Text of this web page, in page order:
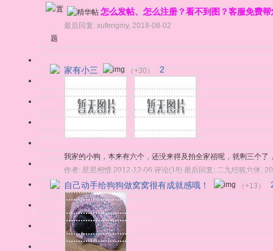
怎么发帖、怎么注册？看不到图？客服免费
最后回复: xufengmy, 2018-08-02
题
家有小三 （+30） 2
我家的小狗，本来有六个，还没来得及拍全家福呢，就剩三个
作者:星星相惜 2012-12-06 评论(18) 最后回复:二九结狐六体,
自己动手给狗狗做窝窝很有成就感哦！ （+13）